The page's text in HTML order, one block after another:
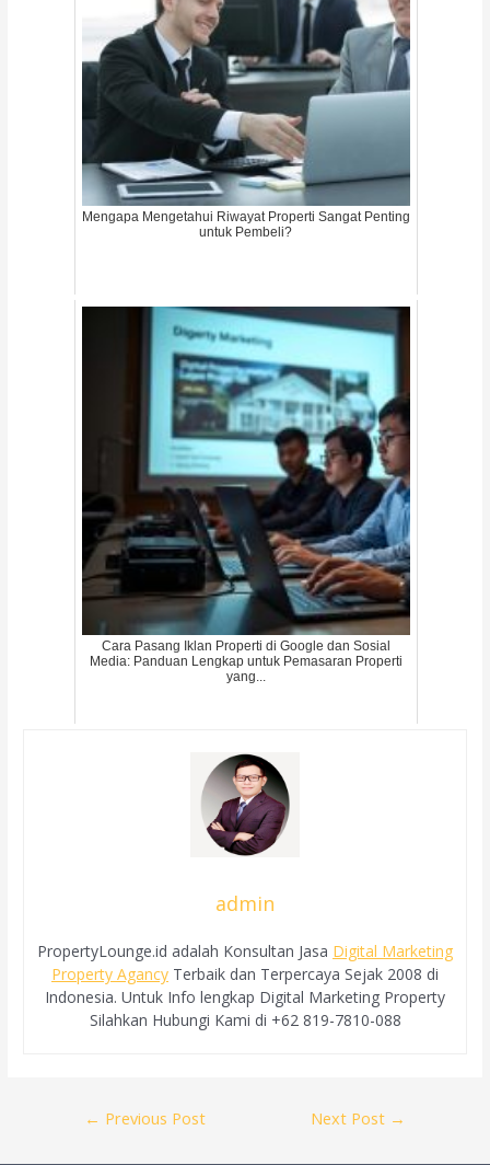
Mengapa Mengetahui Riwayat Properti Sangat Penting
untuk Pembeli?
Cara Pasang Iklan Properti di Google dan Sosial
Media: Panduan Lengkap untuk Pemasaran Properti
yang...
admin
PropertyLounge.id adalah Konsultan Jasa Digital Marketing
Property Agancy Terbaik dan Terpercaya Sejak 2008 di
Indonesia. Untuk Info lengkap Digital Marketing Property
Silahkan Hubungi Kami di +62 819-7810-088
← Previous Post Next Post →